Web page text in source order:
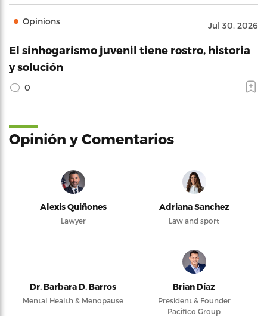
Opinions Jul 30, 2026
El sinhogarismo juvenil tiene rostro, historia
y solución
0
Opinión y Comentarios
Alexis Quiñones
Lawyer
Adriana Sanchez
Law and sport
Dr. Barbara D. Barros
Mental Health & Menopause
Brian Díaz
President & Founder
Pacifico Group